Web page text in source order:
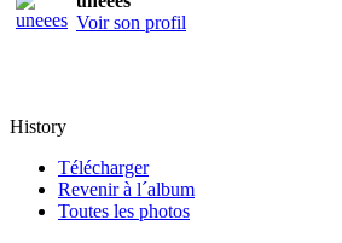
Voir son profil
History
Télécharger
Revenir à l´album
Toutes les photos